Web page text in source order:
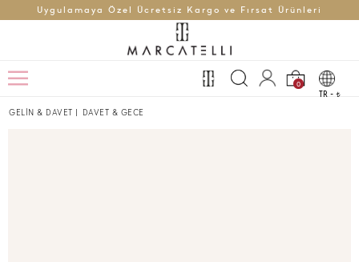
Uygulamaya Özel Ücretsiz Kargo ve Fırsat Ürünleri
0
TR - t
GELİN & DAVET | DAVET & GECE